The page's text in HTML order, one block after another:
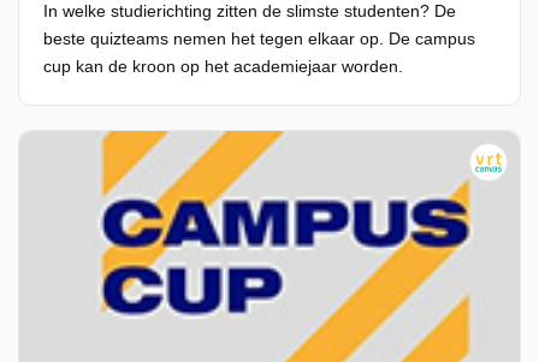
In welke studierichting zitten de slimste studenten? De
beste quizteams nemen het tegen elkaar op. De campus
cup kan de kroon op het academiejaar worden.